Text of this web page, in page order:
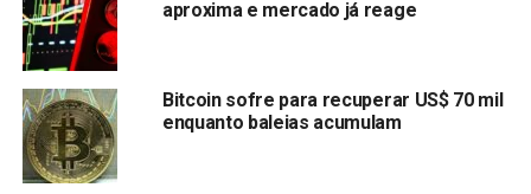
Compartilhar:
Copy
Link
WhatsApp
TÓPICOS RELACIONADOS:
PRÓXIMA:
aproxima e mercado já reage
Bitcoin sofre para recuperar US$ 70 mil
enquanto baleias acumulam